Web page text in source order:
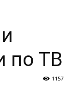
по ТВ
1157